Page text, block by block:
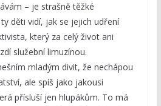
– je strašně těžké
děti vidí, jak se jejich udření
který za celý život ani
služební limuzínou.
mladým divit, že nechápou
ale spíš jako jakousi
přísluší jen hlupákům. To má